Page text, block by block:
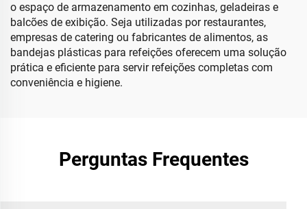
o espaço de armazenamento em cozinhas, geladeiras e
balcões de exibição. Seja utilizadas por restaurantes,
empresas de catering ou fabricantes de alimentos, as
bandejas plásticas para refeições oferecem uma solução
prática e eficiente para servir refeições completas com
conveniência e higiene.
Perguntas Frequentes